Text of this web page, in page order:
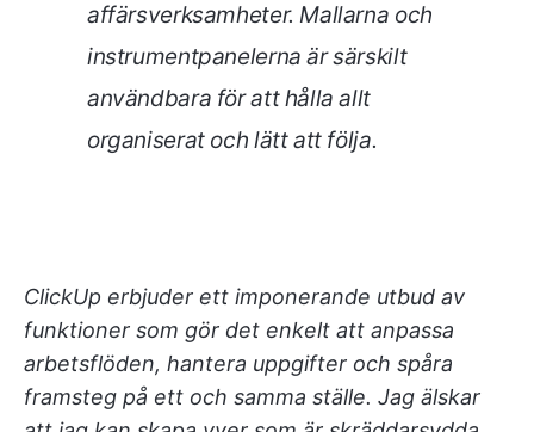
affärsverksamheter. Mallarna och
instrumentpanelerna är särskilt
användbara för att hålla allt
organiserat och lätt att följa.
ClickUp erbjuder ett imponerande utbud av
funktioner som gör det enkelt att anpassa
arbetsflöden, hantera uppgifter och spåra
framsteg på ett och samma ställe. Jag älskar